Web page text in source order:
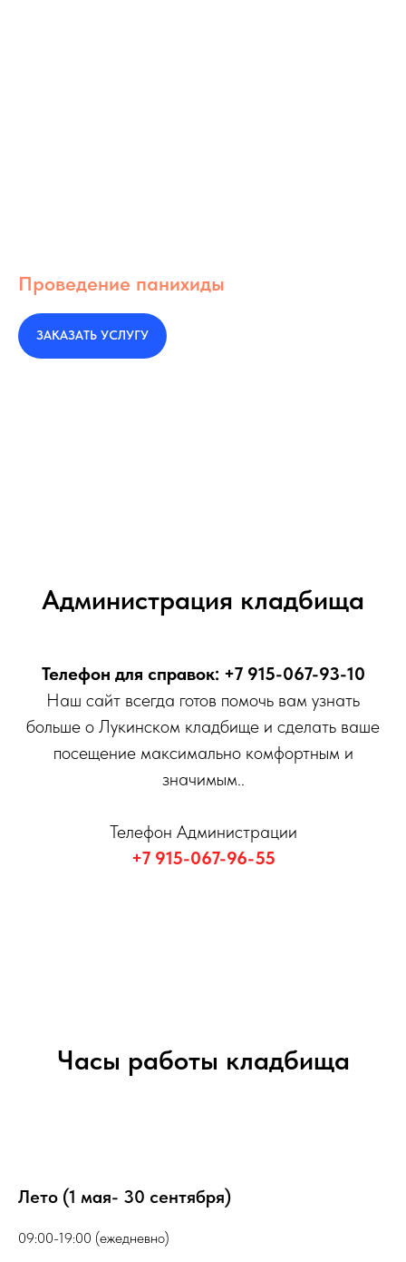
Проведение панихиды
ЗАКАЗАТЬ УСЛУГУ
Администрация кладбища
Телефон для справок: +7 915-067-93-10
Наш сайт всегда готов помочь вам узнать
больше о Лукинском кладбище и сделать ваше
посещение максимально комфортным и
значимым..
Телефон Администрации
+7 915-067-96-55
Часы работы кладбища
Лето (1 мая- 30 сентября)
09:00-19:00 (ежедневно)